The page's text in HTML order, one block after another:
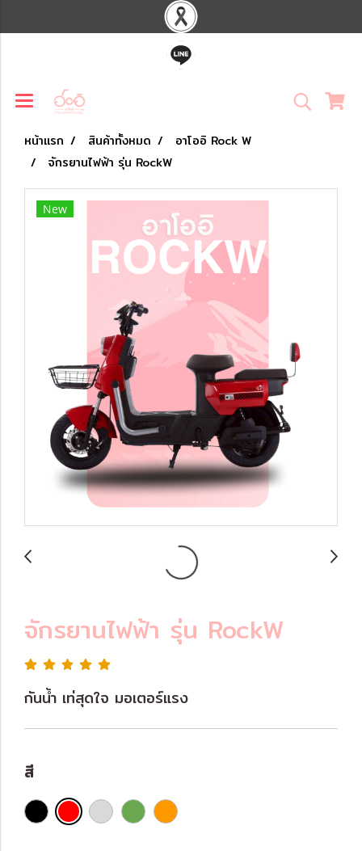
หน้าแรก สินค้าทั้งหมด
อาโออิ Rock W
จักรยานไฟฟ้า รุ่น RockW
New
จักรยานไฟฟ้า รุ่น RockW
กันน้ำ เท่สุดใจ มอเตอร์แรง
สี